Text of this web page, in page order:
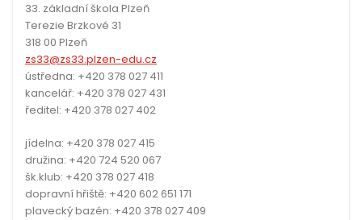
33. základní škola Plzeň
Terezie Brzkové 31
318 00 Plzeň
zs33@zs33.plzen-edu.cz
ústředna: +420 378 027 411
kancelář: +420 378 027 431
ředitel: +420 378 027 402
jídelna: +420 378 027 415
družina: +420 724 520 067
šk.klub: +420 378 027 418
dopravní hřiště: +420 602 651 171
plavecký bazén: +420 378 027 409